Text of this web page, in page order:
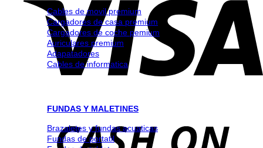
Cables de movil premium
Cargadores de casa premium
Cargadores de coche pemium
Auriculares premium
Adapatadores
Cables de informatica
FUNDAS Y MALETINES
Brazaletes y fundas acuaticas
Fundas de portatil